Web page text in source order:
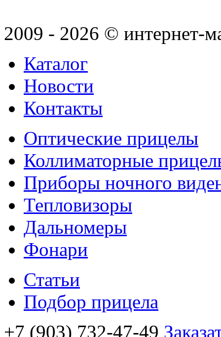
2009 - 2026 © интернет-
Каталог
Новости
Контакты
Оптические прицелы
Коллиматорные
Приборы ночного
Тепловизоры
Дальномеры
Фонари
Статьи
Подбор прицела
+7 (903) 732-47-49